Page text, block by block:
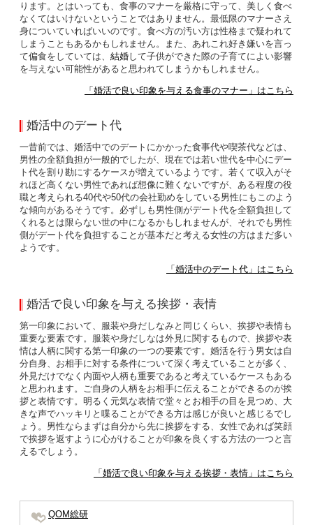
ります。とはいっても、食事のマナーを厳格に守って、美しく食べ
なくてはいけないということではありません。最低限のマナーさえ
身についていればいいのです。食べ方の汚い方は性格まで疑われて
しまうこともあるかもしれません。また、あれこれ好き嫌いを言っ
て偏食をしていては、 結婚して子供ができた際の子育てによい影響
を与えない可能性があると思われてしまうかもしれません。
「婚活で良い印象を与える食事のマナー」はこちら
婚活中のデート代
一昔前では、婚活中でのデートにかかった食事代や喫茶代などは、
男性の全額負担が一般的でしたが、現在では若い世代を中心にデー
ト代を割り勘にするケースが増えているようです。若くて収入がそ
れほど高くない男性であれば想像に難くないですが、ある程度の役
職と考えられる40代や50代の会社勤めをしている男性にもこのよう
な傾向があるそうです。必ずしも男性側がデート代を全額負担して
くれるとは限らない世の中になるかもしれませんが、それでも男性
側がデート代を負担することが基本だと考える女性の方はまだ多い
ようです。
「婚活中のデート代」はこちら
婚活で良い印象を与える挨拶・表情
第一印象において、服装や身だしなみと同じくらい、挨拶や表情も
重要な要素です。服装や身だしなは外見に関するもので、挨拶や表
情は人柄に関する第一印象の一つの要素です。婚活を行う男女は自
分自身、お相手に対する条件について深く考えていることが多く、
外見だけでなく内面や人柄も重要であると考えているケースもある
と思われます。ご自身の人柄をお相手に伝えることができるのが挨
拶と表情です。明るく元気な表情で堂々とお相手の目を見つめ、大
きな声でハッキリと喋ることができる方は感じが良いと感じるでし
ょう。男性ならまずは自分から先に挨拶をする、女性であれば笑顔
で挨拶を返すように心がけることが印象を良くする方法の一つと言
えるでしょう。
「婚活で良い印象を与える挨拶・表情」はこちら
QOM総研